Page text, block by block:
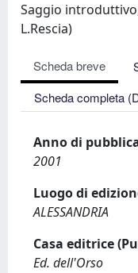
Saggio
L.Rescia)
Scheda breve
Scheda completa
Anno di
2001
Luogo di
ALESSANDRIA
Casa editrice
Ed. dell'Orso